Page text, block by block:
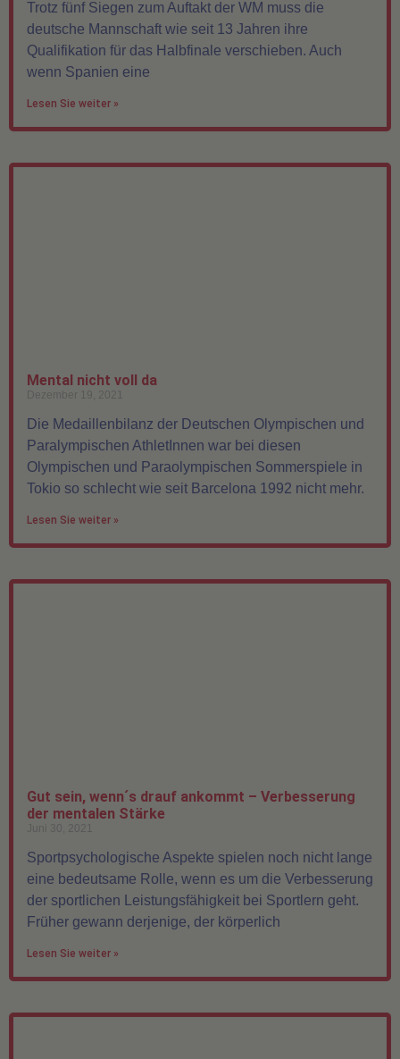
Trotz fünf Siegen zum Auftakt der WM muss die
deutsche Mannschaft wie seit 13 Jahren ihre
Qualifikation für das Halbfinale verschieben. Auch
wenn Spanien eine
Lesen Sie weiter »
Mental nicht voll da
Dezember 19, 2021
Die Medaillenbilanz der Deutschen Olympischen und
Paralympischen AthletInnen war bei diesen
Olympischen und Paraolympischen Sommerspiele in
Tokio so schlecht wie seit Barcelona 1992 nicht mehr.
Lesen Sie weiter »
Gut sein, wenn´s drauf ankommt – Verbesserung
der mentalen Stärke
Juni 30, 2021
Sportpsychologische Aspekte spielen noch nicht lange
eine bedeutsame Rolle, wenn es um die Verbesserung
der sportlichen Leistungsfähigkeit bei Sportlern geht.
Früher gewann derjenige, der körperlich
Lesen Sie weiter »